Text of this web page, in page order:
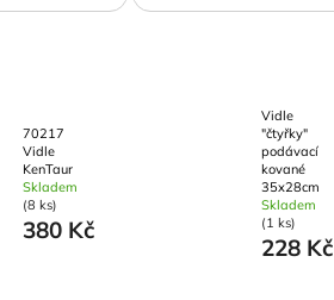
70217
Vidle
KenTaur
Skladem
(8 ks)
380 Kč
Vidle
"čtyřky"
podávací
kované
35x28cm
Skladem
(1 ks)
228 Kč